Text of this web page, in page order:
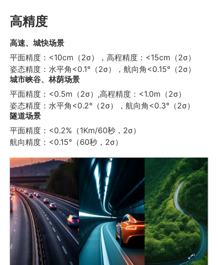
高精度
高速、城快场景
平面精度：<10cm（2σ），高程精度：<15cm（2σ）
姿态精度：水平角<0.1°（2σ），航向角<0.15°（2σ）
城市峡谷、林荫场景
平面精度：<0.5m（2σ）,高程精度：<1.0m（2σ）
姿态精度：水平角<0.2°（2σ），航向角<0.3°（2σ）
隧道场景
平面精度：<0.2%（1Km/60秒，2σ）
航向精度：<0.15°（60秒，2σ）